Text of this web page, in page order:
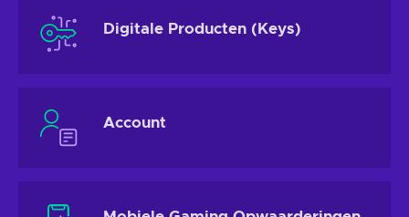
Digitale Producten (Keys)
Account